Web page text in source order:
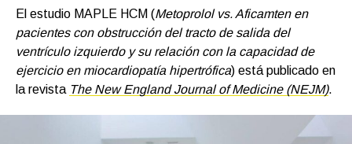
El estudio MAPLE HCM (Metoprolol vs. Aficamten en
pacientes con obstrucción del tracto de salida del
ventrículo izquierdo y su relación con la capacidad de
ejercicio en miocardiopatía hipertrófica) está publicado en
la revista The New England Journal of Medicine (NEJM).